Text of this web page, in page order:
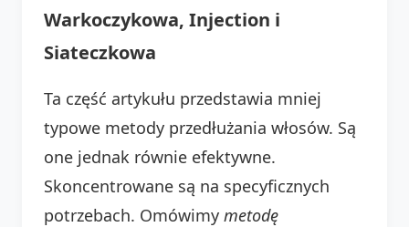
Warkoczykowa, Injection i
Siateczkowa
Ta część artykułu przedstawia mniej
typowe metody przedłużania włosów. Są
one jednak równie efektywne.
Skoncentrowane są na specyficznych
potrzebach. Omówimy metodę